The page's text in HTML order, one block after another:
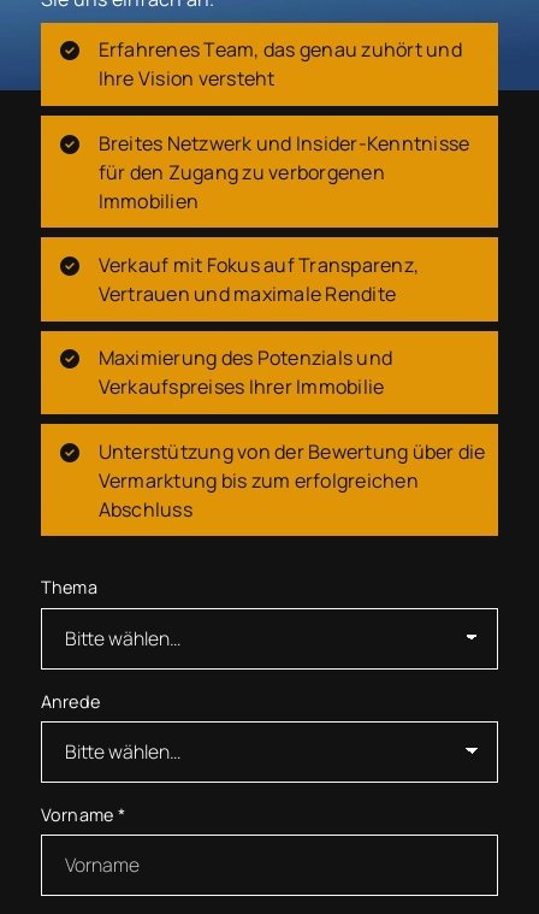
Erfahrenes Team, das genau zuhört und
Ihre Vision versteht
Breites Netzwerk und Insider-Kenntnisse
für den Zugang zu verborgenen
Immobilien
Verkauf mit Fokus auf Transparenz,
Vertrauen und maximale Rendite
Maximierung des Potenzials und
Verkaufspreises Ihrer Immobilie
Unterstützung von der Bewertung über die
Vermarktung bis zum erfolgreichen
Abschluss
Thema
Anrede
Vorname *